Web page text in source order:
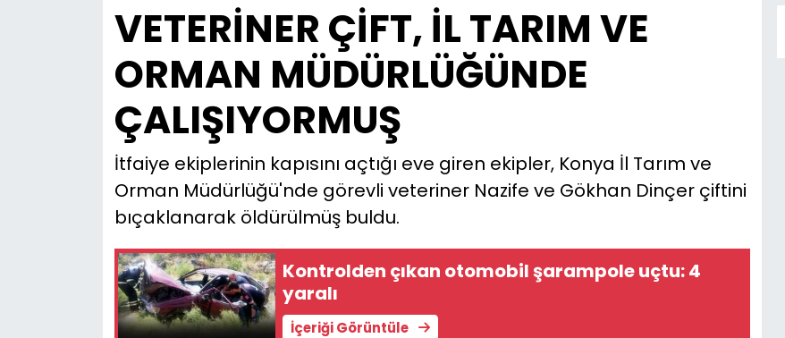
VETERİNER ÇİFT, İL TARIM VE
ORMAN MÜDÜRLÜĞÜNDE
ÇALIŞIYORMUŞ
İtfaiye ekiplerinin kapısını açtığı eve giren ekipler, Konya İl Tarım ve
Orman Müdürlüğü'nde görevli veteriner Nazife ve Gökhan Dinçer çiftini
bıçaklanarak öldürülmüş buldu.
Kontrolden çıkan otomobil şarampole uçtu: 4
yaralı
İçeriği Görüntüle